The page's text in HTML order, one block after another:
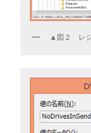
▲図２ レジ